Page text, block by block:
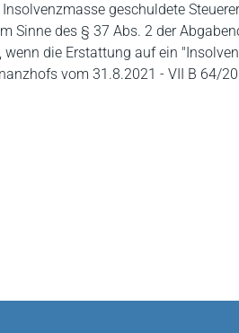
geschuldete
Sinne des § 37 Abs. 2 der
die Erstattung auf ein
vom 31.8.2021 - VII B 64/